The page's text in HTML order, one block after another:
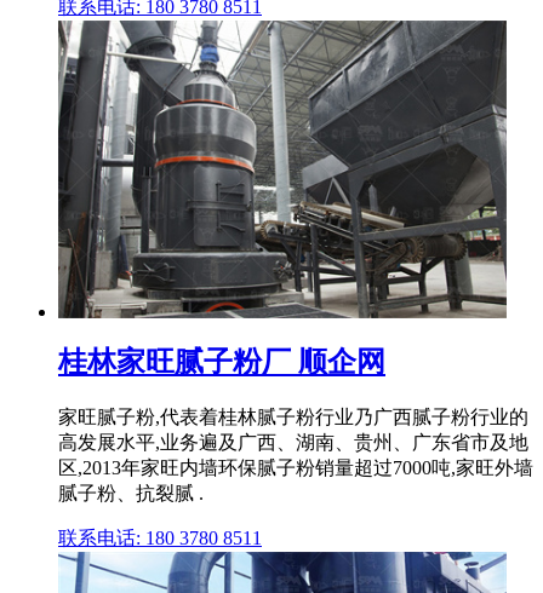
联系电话: 180 3780 8511
桂林家旺腻子粉厂 顺企网
家旺腻子粉,代表着桂林腻子粉行业乃广西腻子粉行业的
高发展水平,业务遍及广西、湖南、贵州、广东省市及地
区,2013年家旺内墙环保腻子粉销量超过7000吨,家旺外墙
腻子粉、抗裂腻 .
联系电话: 180 3780 8511